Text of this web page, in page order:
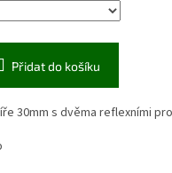
Přidat do košíku
30mm s dvěma reflexními